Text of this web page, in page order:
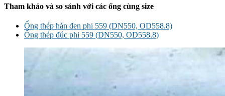
Tham khảo và so sánh với các ống cùng size
Ống thép hàn đen phi 559 (DN550, OD558.8)
Ống thép đúc phi 559 (DN550, OD558.8)